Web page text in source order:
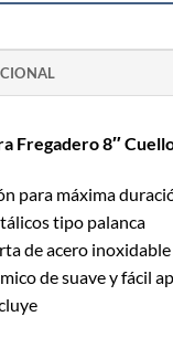
Fregadero 8″
para máxima
tipo palanca
de acero inoxidable
de suave y fácil